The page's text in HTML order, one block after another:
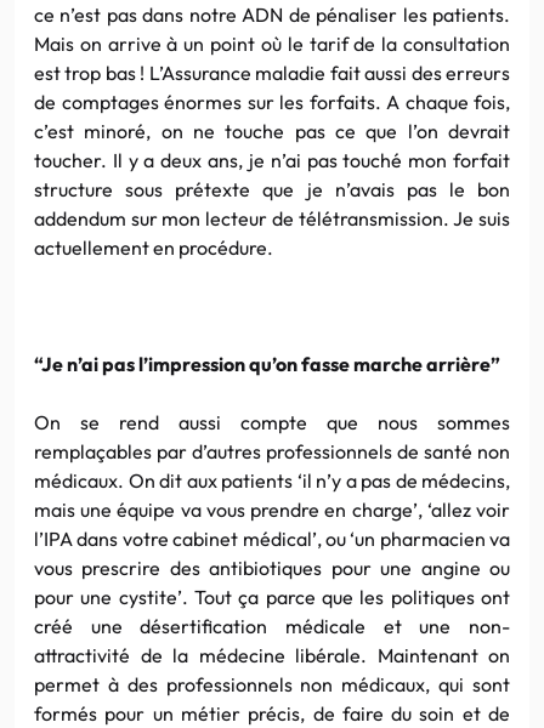
ce n’est pas dans notre ADN de pénaliser les patients.
Mais on arrive à un point où le tarif de la consultation
est trop bas ! L’Assurance maladie fait aussi des erreurs
de comptages énormes sur les forfaits. A chaque fois,
c’est minoré, on ne touche pas ce que l’on devrait
toucher. Il y a deux ans, je n’ai pas touché mon forfait
structure sous prétexte que je n’avais pas le bon
addendum sur mon lecteur de télétransmission. Je suis
actuellement en procédure.
“Je n’ai pas l’impression qu’on fasse marche arrière”
On se rend aussi compte que nous sommes
remplaçables par d’autres professionnels de santé non
médicaux. On dit aux patients ‘il n’y a pas de médecins,
mais une équipe va vous prendre en charge’, ‘allez voir
l’IPA dans votre cabinet médical’, ou ‘un pharmacien va
vous prescrire des antibiotiques pour une angine ou
pour une cystite’. Tout ça parce que les politiques ont
créé une désertification médicale et une non-
attractivité de la médecine libérale. Maintenant on
permet à des professionnels non médicaux, qui sont
formés pour un métier précis, de faire du soin et de